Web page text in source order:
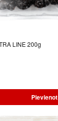
LINE 200g
Pievienot